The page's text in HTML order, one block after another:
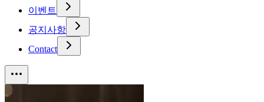
이벤트
공지사항
Contact